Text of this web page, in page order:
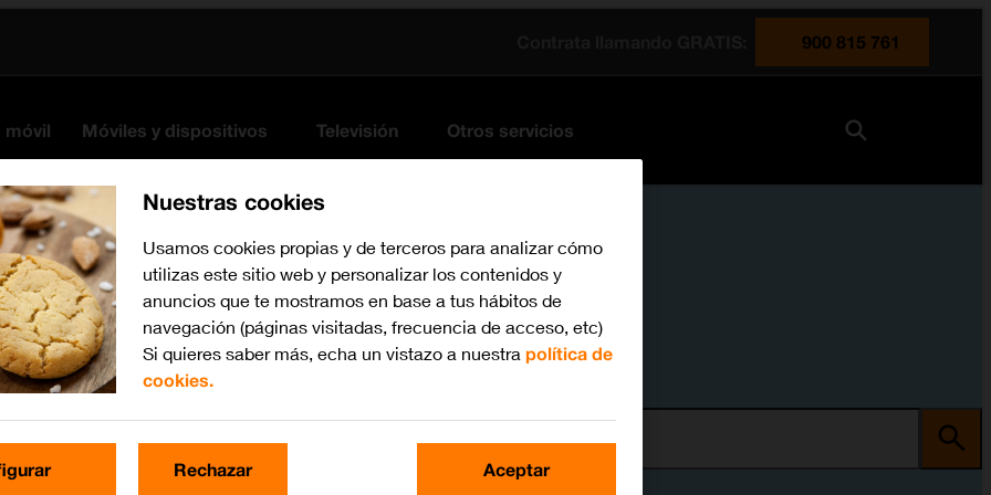
900 815 761
móvil Móviles y dispositivos Televisión Otros servicios
Nuestras cookies
Usamos cookies propias y de terceros para analizar cómo
utilizas este sitio web y personalizar los contenidos y
anuncios que te mostramos en base a tus hábitos de
navegación (páginas visitadas, frecuencia de acceso, etc)
Si quieres saber más, echa un vistazo a nuestra política de
cookies.
Rechazar Aceptar